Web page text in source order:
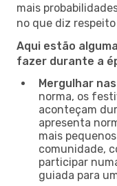
mais
no que diz
Aqui estão
fazer durante a
Mergulhar
norma, os
aconteçam
apresenta
mais
comunidade,
participar
guiada para